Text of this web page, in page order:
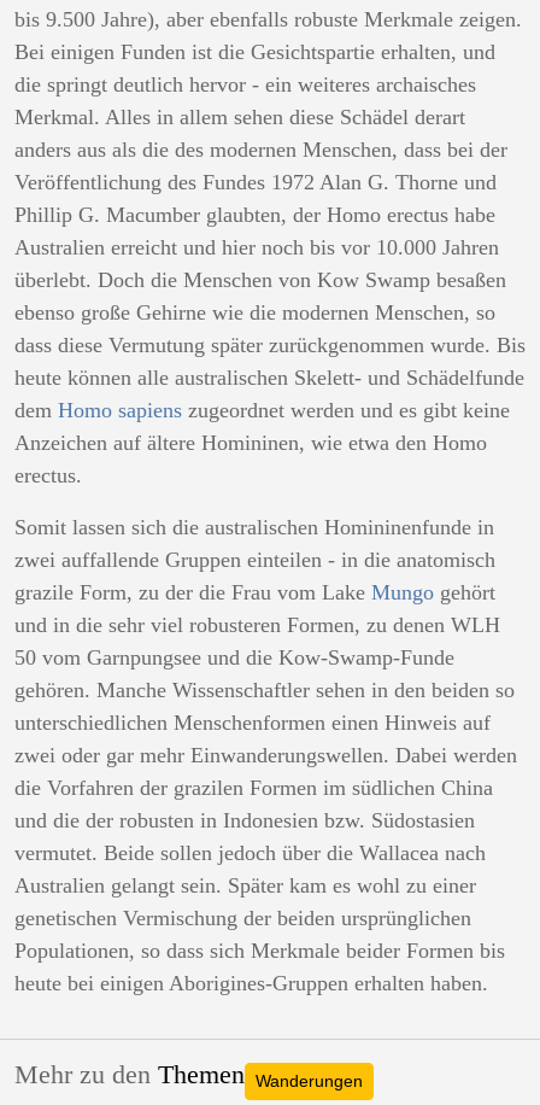
bis 9.500 Jahre), aber ebenfalls robuste Merkmale zeigen.
Bei einigen Funden ist die Gesichtspartie erhalten, und
die springt deutlich hervor - ein weiteres archaisches
Merkmal. Alles in allem sehen diese Schädel derart
anders aus als die des modernen Menschen, dass bei der
Veröffentlichung des Fundes 1972 Alan G. Thorne und
Phillip G. Macumber glaubten, der Homo erectus habe
Australien erreicht und hier noch bis vor 10.000 Jahren
überlebt. Doch die Menschen von Kow Swamp besaßen
ebenso große Gehirne wie die modernen Menschen, so
dass diese Vermutung später zurückgenommen wurde. Bis
heute können alle australischen Skelett- und Schädelfunde
dem Homo sapiens zugeordnet werden und es gibt keine
Anzeichen auf ältere Homininen, wie etwa den Homo
erectus.
Somit lassen sich die australischen Homininenfunde in
zwei auffallende Gruppen einteilen - in die anatomisch
grazile Form, zu der die Frau vom Lake Mungo gehört
und in die sehr viel robusteren Formen, zu denen WLH
50 vom Garnpungsee und die Kow-Swamp-Funde
gehören. Manche Wissenschaftler sehen in den beiden so
unterschiedlichen Menschenformen einen Hinweis auf
zwei oder gar mehr Einwanderungswellen. Dabei werden
die Vorfahren der grazilen Formen im südlichen China
und die der robusten in Indonesien bzw. Südostasien
vermutet. Beide sollen jedoch über die Wallacea nach
Australien gelangt sein. Später kam es wohl zu einer
genetischen Vermischung der beiden ursprünglichen
Populationen, so dass sich Merkmale beider Formen bis
heute bei einigen Aborigines-Gruppen erhalten haben.
Mehr zu den Themen Wanderungen